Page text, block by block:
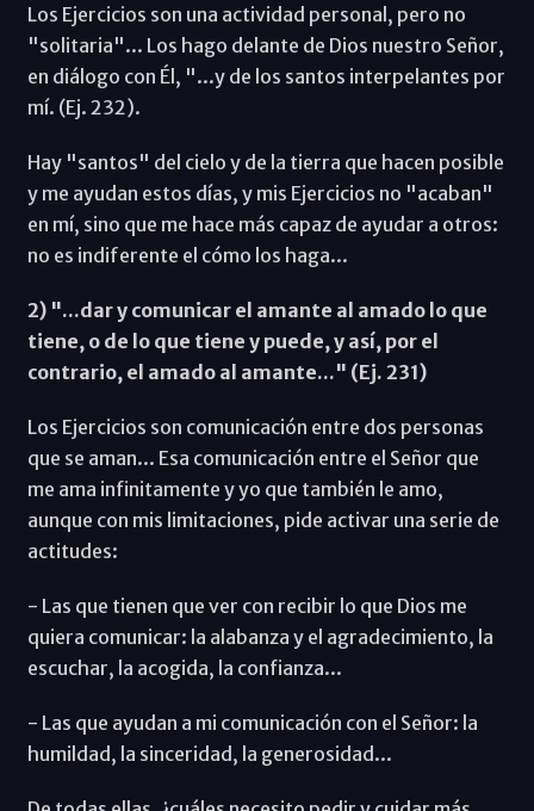
Los Ejercicios son una actividad personal, pero no
"solitaria"... Los hago delante de Dios nuestro Señor,
en diálogo con Él, "...y de los santos interpelantes por
mí. (Ej. 232).
Hay "santos" del cielo y de la tierra que hacen posible
y me ayudan estos días, y mis Ejercicios no "acaban"
en mí, sino que me hace más capaz de ayudar a otros:
no es indiferente el cómo los haga...
2) "...dar y comunicar el amante al amado lo que
tiene, o de lo que tiene y puede, y así, por el
contrario, el amado al amante..." (Ej. 231)
Los Ejercicios son comunicación entre dos personas
que se aman... Esa comunicación entre el Señor que
me ama infinitamente y yo que también le amo,
aunque con mis limitaciones, pide activar una serie de
actitudes:
- Las que tienen que ver con recibir lo que Dios me
quiera comunicar: la alabanza y el agradecimiento, la
escuchar, la acogida, la confianza...
- Las que ayudan a mi comunicación con el Señor: la
humildad, la sinceridad, la generosidad...